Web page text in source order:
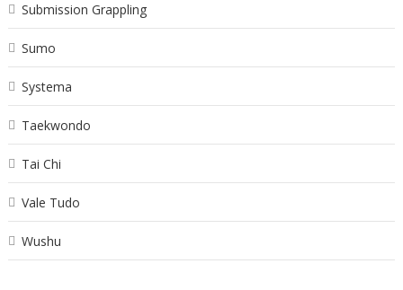
Submission Grappling
Sumo
Systema
Taekwondo
Tai Chi
Vale Tudo
Wushu